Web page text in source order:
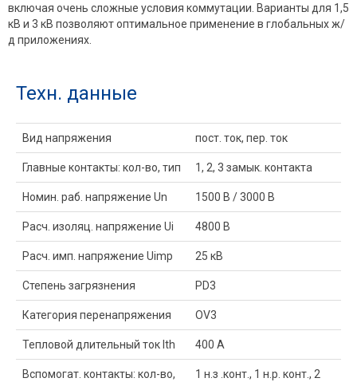
включая очень сложные условия коммутации. Варианты для 1,5
кВ и 3 кВ позволяют оптимальное применение в глобальных ж/
д приложениях.
Техн. данные
Вид напряжения пост. ток, пер. ток
Главные контакты: кол-во, тип 1, 2, 3 замык. контакта
Номин. раб. напряжение Un 1500 В / 3000 В
Расч. изоляц. напряжение Ui 4800 В
Расч. имп. напряжение Uimp 25 кВ
Степень загрязнения PD3
Категория перенапряжения OV3
Тепловой длительный ток Ith 400 A
Вспомогат. контакты: кол-во,
1 н.з .конт., 1 н.р. конт., 2